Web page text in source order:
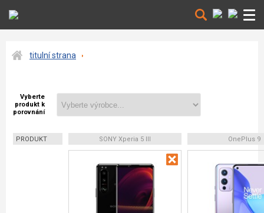
titulní strana
Vyberte
produkt k
porovnání
PRODUKT SONY Xperia 5 III OnePlus 9